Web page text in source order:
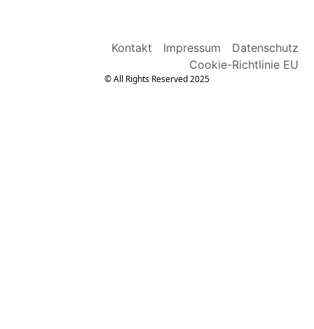
Kontakt Impressum
Datenschutz
Cookie-Richtlinie EU
© All Rights Reserved 2025